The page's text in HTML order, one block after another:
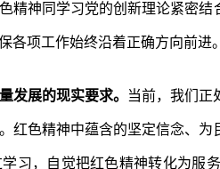
精神同学习党的创新理论紧密
各项工作始终沿着正确方向前进。
发展的现实要求。 当前，我们正
红色精神中蕴含的坚定信念、
习，自觉把红色精神转化为服